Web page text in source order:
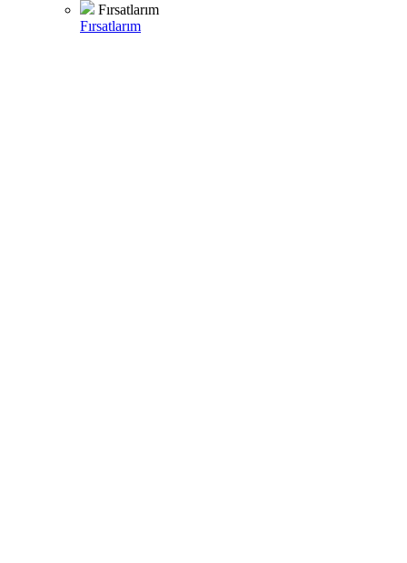
Fırsatlarım
Fırsatlarım